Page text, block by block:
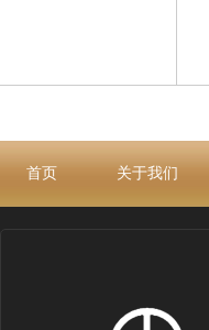
首页 关于我们